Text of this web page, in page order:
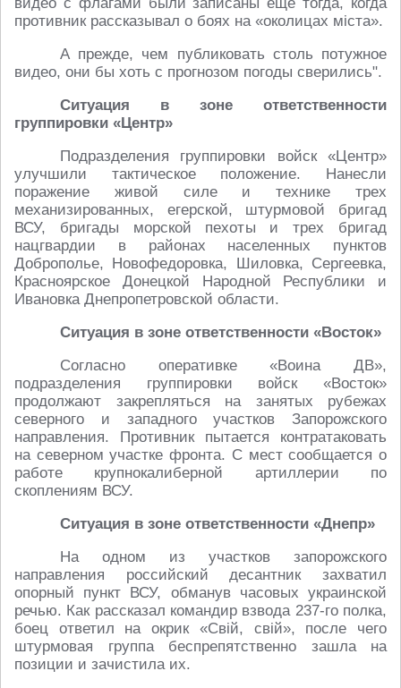
противник рассказывал о боях на «околицах мiста».
А прежде, чем публиковать столь потужное
видео, они бы хоть с прогнозом погоды сверились".
Ситуация в зоне ответственности
группировки «Центр»
Подразделения группировки войск «Центр»
улучшили тактическое положение. Нанесли
поражение живой силе и технике трех
механизированных, егерской, штурмовой бригад
ВСУ, бригады морской пехоты и трех бригад
нацгвардии в районах населенных пунктов
Доброполье, Новофедоровка, Шиловка, Сергеевка,
Красноярское Донецкой Народной Республики и
Ивановка Днепропетровской области.
Ситуация в зоне ответственности «Восток»
Согласно оперативке «Воина ДВ»,
подразделения группировки войск «Восток»
продолжают закрепляться на занятых рубежах
северного и западного участков Запорожского
направления. Противник пытается контратаковать
на северном участке фронта. С мест сообщается о
работе крупнокалиберной артиллерии по
скоплениям ВСУ.
Ситуация в зоне ответственности «Днепр»
На одном из участков запорожского
направления российский десантник захватил
опорный пункт ВСУ, обманув часовых украинской
речью. Как рассказал командир взвода 237-го полка,
боец ответил на окрик «Свій, свій», после чего
штурмовая группа беспрепятственно зашла на
позиции и зачистила их.